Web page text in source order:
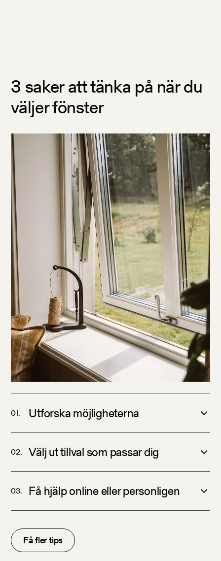
3 saker att tänka på när du
väljer fönster
Utforska möjligheterna
Välj ut tillval som passar dig
Få hjälp online eller personligen
Få fler tips